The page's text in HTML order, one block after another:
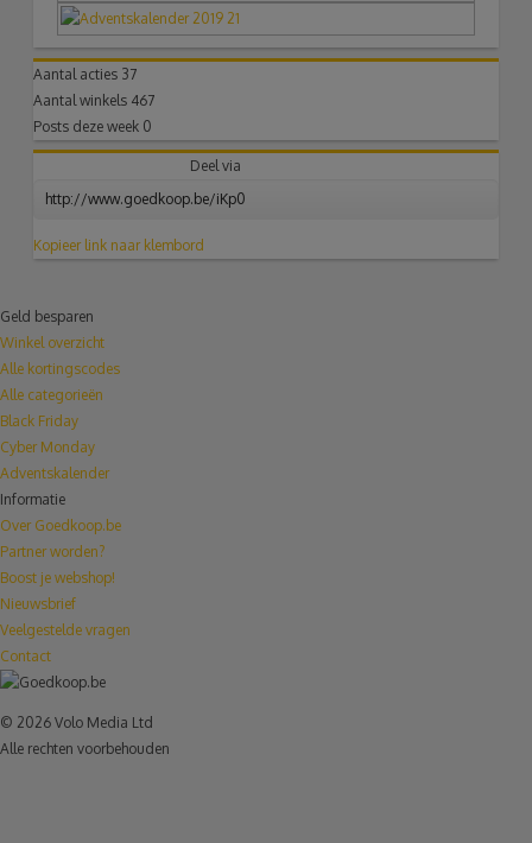
Aantal acties 37
Aantal winkels 467
Posts deze week 0
Deel via
Kopieer link naar klembord
Geld besparen
Winkel overzicht
Alle kortingscodes
Alle categorieën
Black Friday
Cyber Monday
Adventskalender
Informatie
Over Goedkoop.be
Partner worden?
Boost je webshop!
Nieuwsbrief
Veelgestelde vragen
Contact
© 2026 Volo Media Ltd
Alle rechten voorbehouden